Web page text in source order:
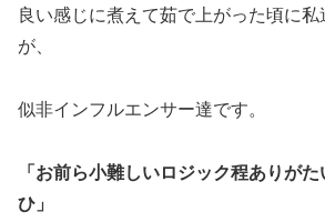
良い感じに煮えて茹で上がった頃に
が、
似非インフルエンサー達です。
「お前ら小難しいロジック程ありが
ひ」